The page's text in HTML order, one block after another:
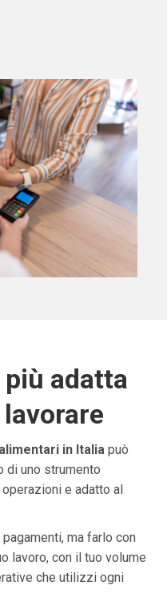
adatta
in Italia può
di uno strumento
e adatto al
ma farlo con
lavoro, con il tuo volume
che utilizzi ogni